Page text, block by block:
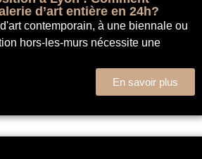
d’art entière en 24h?
contemporain, à une biennale ou
hors-les-murs nécessite une
En savoir plus